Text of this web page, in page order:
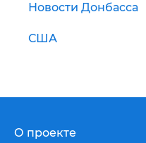
Новости Донбасса
США
О проекте